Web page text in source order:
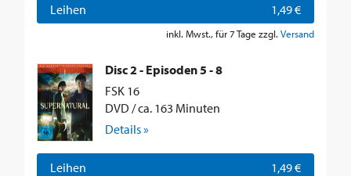
Leihen 1,49 €
inkl. Mwst., für 7 Tage zzgl. Versand
Disc 2 - Episoden 5 - 8
FSK 16
DVD / ca. 163 Minuten
Details »
Leihen 1,49 €